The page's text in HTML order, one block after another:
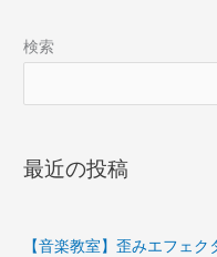
検索
最近の投稿
【音楽教室】歪みエフェク